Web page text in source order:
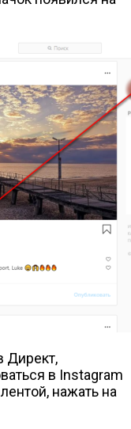
Директ,
в Instagram
нажать на